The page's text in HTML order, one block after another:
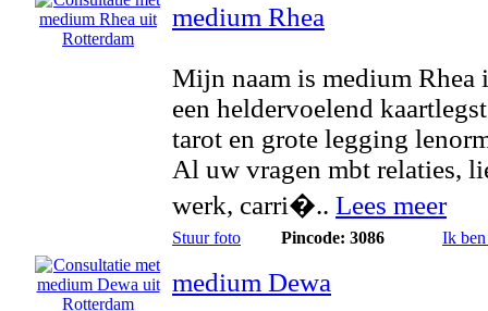
medium Rhea
Mijn naam is medium Rhea
een heldervoelend
tarot en grote legging
Al uw vragen mbt relaties,
werk, carri�.. Lees meer
Stuur foto Pincode: 3086 Ik
medium Dewa